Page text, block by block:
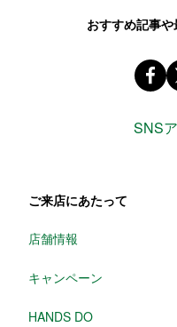
おすすめ記事
SNS
ご来店にあたって
店舗情報
キャンペーン
HANDS DO